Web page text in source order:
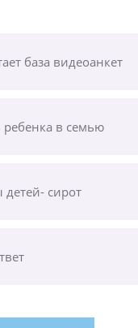
база видеоанкет
ребенка в семью
детей- сирот